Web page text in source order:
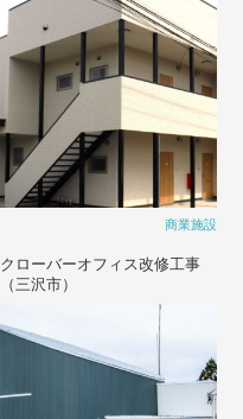
商業施設
クローバーオフィス改修工事
（三沢市）